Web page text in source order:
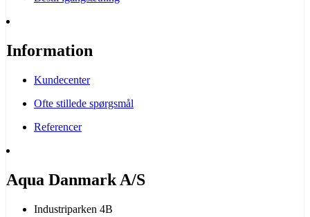
Information
Kundecenter
Ofte stillede spørgsmål
Referencer
Aqua Danmark A/S
Industriparken 4B